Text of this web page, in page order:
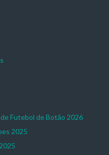
Futebol de Botão 2026
2025